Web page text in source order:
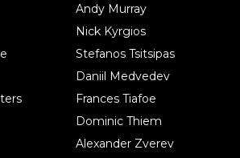
Andy Murray
Nick Kyrgios
Stefanos Tsitsipas
Daniil Medvedev
Frances Tiafoe
Dominic Thiem
Alexander Zverev